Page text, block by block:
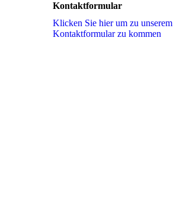
Kontaktformular
Klicken Sie hier um zu unserem
Kon­takt­for­mu­lar zu kommen